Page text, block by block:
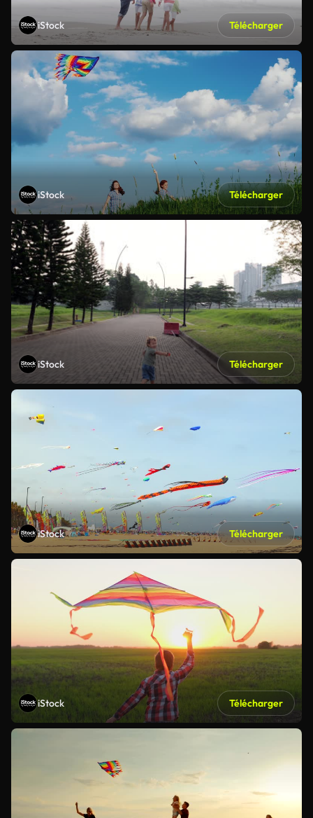
iStock Télécharger
iStock Télécharger
iStock Télécharger
iStock Télécharger
iStock Télécharger